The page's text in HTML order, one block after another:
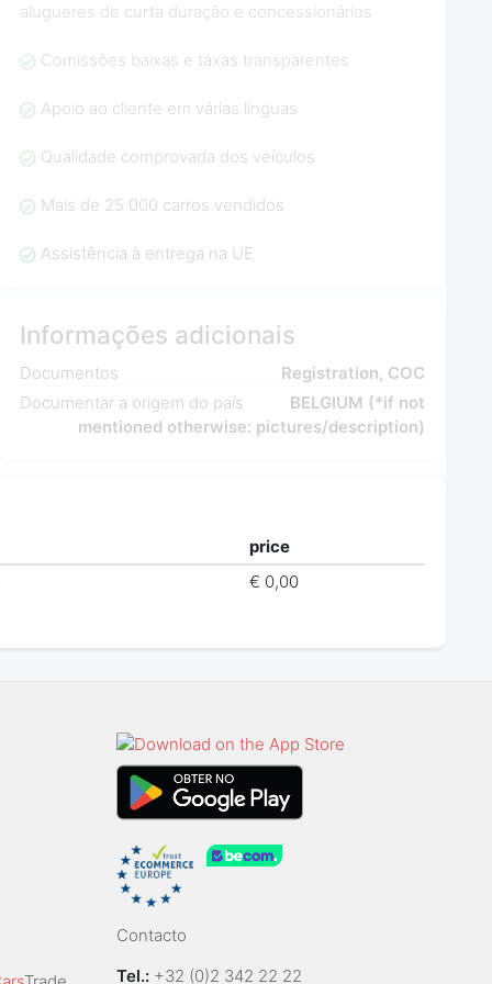
alugueres de curta duração e concessionários
Comissões baixas e taxas transparentes
Apoio ao cliente em várias línguas
Qualidade comprovada dos veículos
Mais de 25 000 carros vendidos
Assistência à entrega na UE
Informações adicionais
Documentos
Registration, COC
Documentar a origem do país
BELGIUM (*if not
mentioned otherwise: pictures/description)
price
€ 0,00
Contacto
Tel.: +32 (0)2 342 22 22